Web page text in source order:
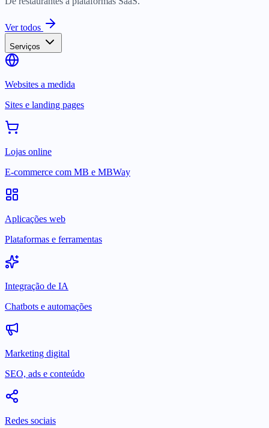
Ver todos
Serviços
Websites a medida
Sites e landing pages
Lojas online
E-commerce com MB e MBWay
Aplicações web
Plataformas e ferramentas
Integração de IA
Chatbots e automações
Marketing digital
SEO, ads e conteúdo
Redes sociais